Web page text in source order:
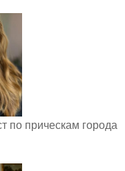
по прическам города